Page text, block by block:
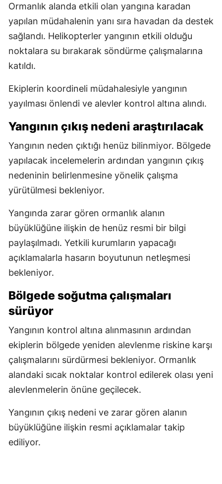
Ormanlık alanda etkili olan yangına karadan
yapılan müdahalenin yanı sıra havadan da destek
sağlandı. Helikopterler yangının etkili olduğu
noktalara su bırakarak söndürme çalışmalarına
katıldı.
Ekiplerin koordineli müdahalesiyle yangının
yayılması önlendi ve alevler kontrol altına alındı.
Yangının çıkış nedeni araştırılacak
Yangının neden çıktığı henüz bilinmiyor. Bölgede
yapılacak incelemelerin ardından yangının çıkış
nedeninin belirlenmesine yönelik çalışma
yürütülmesi bekleniyor.
Yangında zarar gören ormanlık alanın
büyüklüğüne ilişkin de henüz resmi bir bilgi
paylaşılmadı. Yetkili kurumların yapacağı
açıklamalarla hasarın boyutunun netleşmesi
bekleniyor.
Bölgede soğutma çalışmaları
sürüyor
Yangının kontrol altına alınmasının ardından
ekiplerin bölgede yeniden alevlenme riskine karşı
çalışmalarını sürdürmesi bekleniyor. Ormanlık
alandaki sıcak noktalar kontrol edilerek olası yeni
alevlenmelerin önüne geçilecek.
Yangının çıkış nedeni ve zarar gören alanın
büyüklüğüne ilişkin resmi açıklamalar takip
ediliyor.